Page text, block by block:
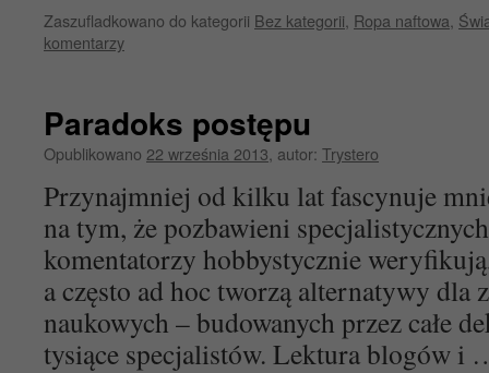
Zaszufladkowano do kategorii Bez kategorii Ropa naftowa
komentarzy
Paradoks postępu
Opublikowano 22 września 2013 autor: Trystero
Przynajmniej od kilku lat fascynuje
na tym, że pozbawieni
komentatorzy hobbystycznie
a często ad hoc tworzą alternatywy dla
naukowych – budowanych przez całe
tysiące specjalistów. Lektura blogów